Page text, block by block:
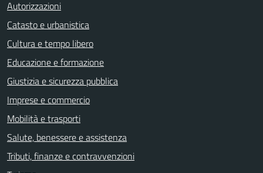
Autorizzazioni
Catasto e urbanistica
Cultura e tempo libero
Educazione e formazione
Giustizia e sicurezza pubblica
Imprese e commercio
Mobilità e trasporti
Salute, benessere e assistenza
Tributi, finanze e contravvenzioni